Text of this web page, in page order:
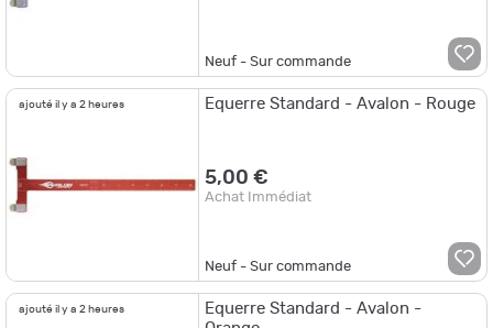
Neuf - Sur commande
ajouté il y a 2 heures Equerre Standard - Avalon - Rouge
5,00 €
Achat Immédiat
Neuf - Sur commande
ajouté il y a 2 heures
Equerre Standard - Avalon -